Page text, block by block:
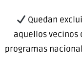
Quedan
aquellos vecinos
programas